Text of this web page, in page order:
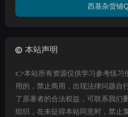
西基杂货铺
本站声明
👉本站所有资源仅供学习参考练习
用的，禁止商用，出现法律问题自
了原著者的合法权益，可联系我们
组织，在未征得本站同意时，禁止